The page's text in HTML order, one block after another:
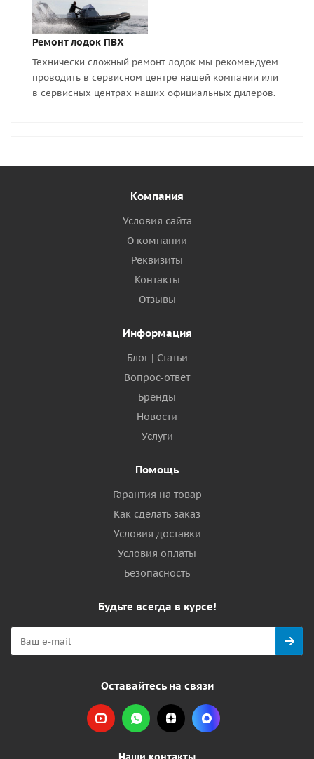
Ремонт лодок ПВХ
Технически сложный ремонт лодок мы рекомендуем
проводить в сервисном центре нашей компании или
в сервисных центрах наших официальных дилеров.
Компания
Условия сайта
О компании
Реквизиты
Контакты
Отзывы
Информация
Блог | Статьи
Вопрос-ответ
Бренды
Новости
Услуги
Помощь
Гарантия на товар
Как сделать заказ
Условия доставки
Условия оплаты
Безопасность
Будьте всегда в курсе!
Оставайтесь на связи